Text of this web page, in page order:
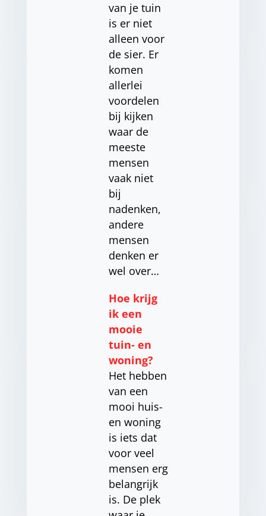
van je tuin
is er niet
alleen voor
de sier. Er
komen
allerlei
voordelen
bij kijken
waar de
meeste
mensen
vaak niet
bij
nadenken,
andere
mensen
denken er
wel over…
Hoe krijg
ik een
mooie
tuin- en
woning?
Het hebben
van een
mooi huis-
en woning
is iets dat
voor veel
mensen erg
belangrijk
is. De plek